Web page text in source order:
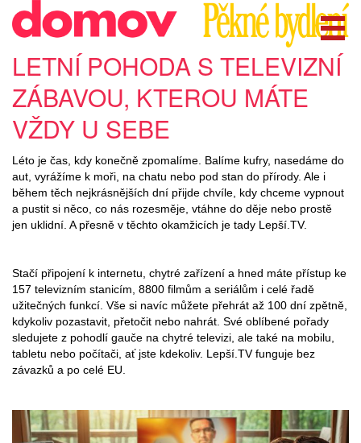
LETNÍ POHODA S TELEVIZNÍ
ZÁBAVOU, KTEROU MÁTE
VŽDY U SEBE
Léto je čas, kdy konečně zpomalíme. Balíme kufry, nasedáme do
aut, vyrážíme k moři, na chatu nebo pod stan do přírody. Ale i
během těch nejkrásnějších dní přijde chvíle, kdy chceme vypnout
a pustit si něco, co nás rozesměje, vtáhne do děje nebo prostě
jen uklidní. A přesně v těchto okamžicích je tady Lepší.TV.
Stačí připojení k internetu, chytré zařízení a hned máte přístup ke
157 televizním stanicím, 8800 filmům a seriálům i celé řadě
užitečných funkcí. Vše si navíc můžete přehrát až 100 dní zpětně,
kdykoliv pozastavit, přetočit nebo nahrát. Své oblíbené pořady
sledujete z pohodlí gauče na chytré televizi, ale také na mobilu,
tabletu nebo počítači, ať jste kdekoliv. Lepší.TV funguje bez
závazků a po celé EU.